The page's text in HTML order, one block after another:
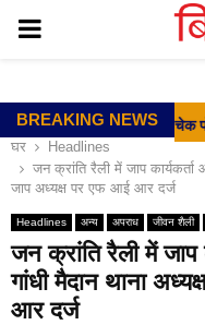
PRIMARY
BREAKING NEWS
⇝ वीर कुंवर सिंह चेक पोस्ट
घर
Headlines
जन क्रांति रैली में जाप
जाप अध्यक्ष पर एफ आई आर दर्ज
Headlines अन्य अपराध जीवन शैली
जन क्रांति रैली में जाप
गांधी मैदान थाना
आर दर्ज